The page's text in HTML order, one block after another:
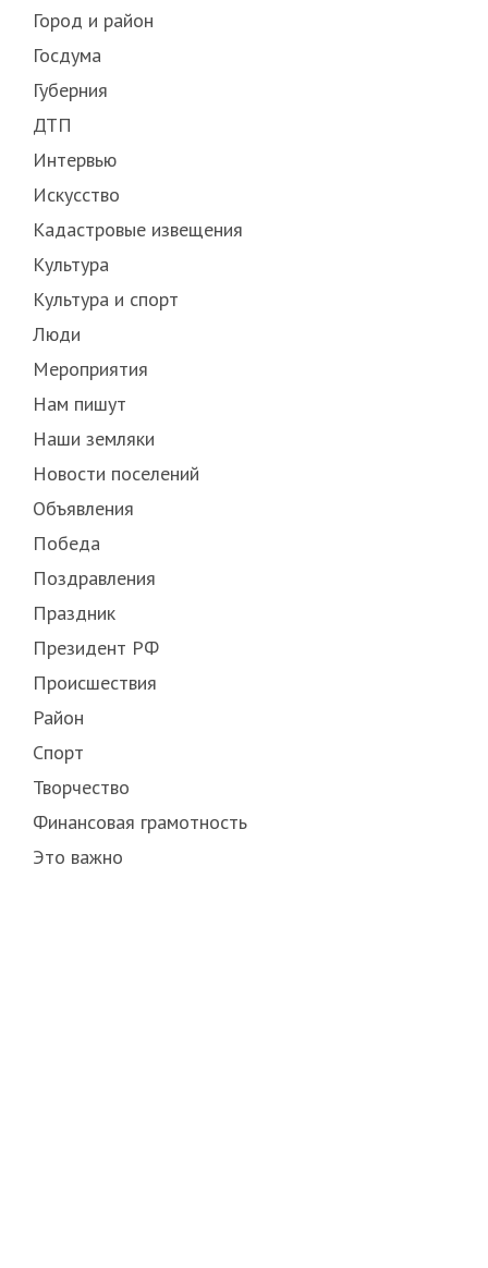
Город и район
Госдума
Губерния
ДТП
Интервью
Искусство
Кадастровые извещения
Культура
Культура и спорт
Люди
Мероприятия
Нам пишут
Наши земляки
Новости поселений
Объявления
Победа
Поздравления
Праздник
Президент РФ
Происшествия
Район
Спорт
Творчество
Финансовая грамотность
Это важно